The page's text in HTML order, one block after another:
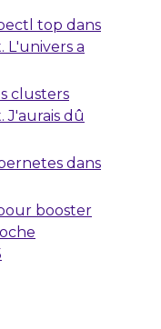
top dans
L'univers a
clusters
dû
dans
booster